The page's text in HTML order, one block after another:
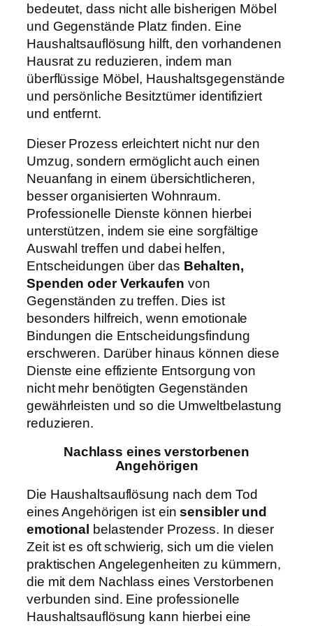
bedeutet, dass nicht alle bisherigen Möbel
und Gegenstände Platz finden. Eine
Haushaltsauflösung hilft, den vorhandenen
Hausrat zu reduzieren, indem man
überflüssige Möbel, Haushaltsgegenstände
und persönliche Besitztümer identifiziert
und entfernt.
Dieser Prozess erleichtert nicht nur den
Umzug, sondern ermöglicht auch einen
Neuanfang in einem übersichtlicheren,
besser organisierten Wohnraum.
Professionelle Dienste können hierbei
unterstützen, indem sie eine sorgfältige
Auswahl treffen und dabei helfen,
Entscheidungen über das Behalten,
Spenden oder Verkaufen von
Gegenständen zu treffen. Dies ist
besonders hilfreich, wenn emotionale
Bindungen die Entscheidungsfindung
erschweren. Darüber hinaus können diese
Dienste eine effiziente Entsorgung von
nicht mehr benötigten Gegenständen
gewährleisten und so die Umweltbelastung
reduzieren.
Nachlass eines verstorbenen
Angehörigen
Die Haushaltsauflösung nach dem Tod
eines Angehörigen ist einsensibler und
emotional belastender Prozess. In dieser
Zeit ist es oft schwierig, sich um die vielen
praktischen Angelegenheiten zu kümmern,
die mit dem Nachlass eines Verstorbenen
verbunden sind. Eine professionelle
Haushaltsauflösung kann hierbei eine